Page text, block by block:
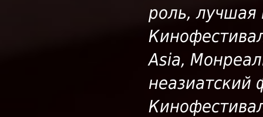
роль, лучшая
Asia,